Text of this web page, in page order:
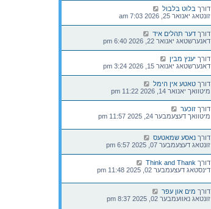
דורך בלוט בלבול
זונטאג יאנואר 25, 2026 7:03 am
דורך דער תהלים איד
דאנערשטאג יאנואר 22, 2026 6:40 pm
דורך יענץ מבין
דאנערשטאג יאנואר 15, 2026 3:24 pm
דורך טאטע אין הימל
מיטוואך יאנואר 14, 2026 11:22 pm
דורך זוכער
מיטוואך דעצעמבער 24, 2025 11:57 pm
דורך נאסע שמאטעס
זונטאג דעצעמבער 07, 2025 6:57 pm
דורך Think and Thank
דינסטאג דעצעמבער 02, 2025 11:48 pm
דורך מים און עפר
זונטאג נאוועמבער 02, 2025 8:37 pm